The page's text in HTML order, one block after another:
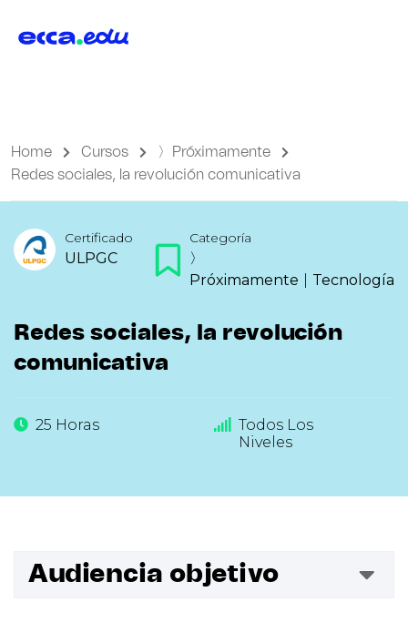
Home Cursos
〉Próximamente
Redes sociales, la revolución comunicativa
Certificado
ULPGC
Categoría
〉
Próximamente
Tecnología
Redes sociales, la revolución
comunicativa
25 Horas
Todos Los
Niveles
Audiencia objetivo